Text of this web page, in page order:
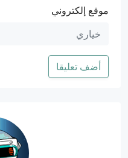
موقع إلكتروني
أضف تعليقا